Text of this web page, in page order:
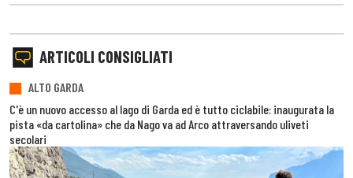
ARTICOLI CONSIGLIATI
ALTO GARDA
C'è un nuovo accesso al lago di Garda ed è tutto ciclabile: inaugurata la
pista «da cartolina» che da Nago va ad Arco attraversando uliveti
secolari